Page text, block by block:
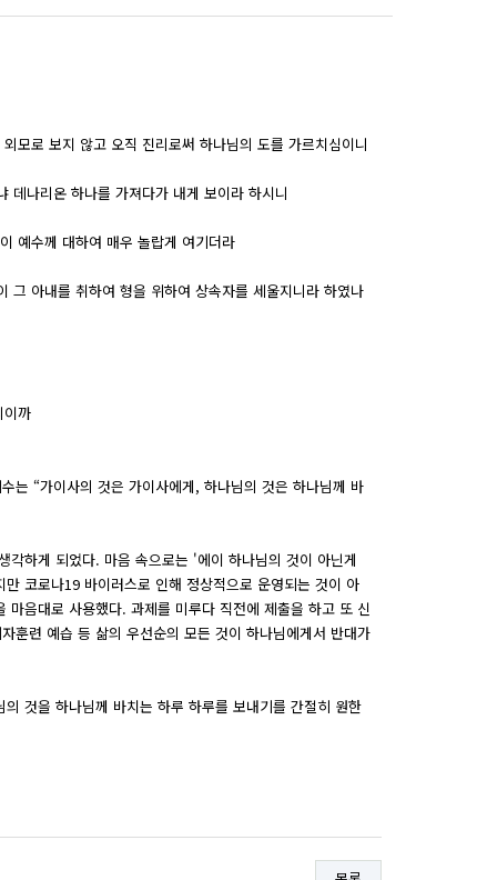
모로 보지 않고 오직 진리로써 하나님의 도를 가르치심이니
데나리온 하나를 가져다가 내게 보이라 하시니
예수께 대하여 매우 놀랍게 여기더라
그 아내를 취하여 형을 위하여 상속자를 세울지니라 하였나
이까
는 “가이사의 것은 가이사에게, 하나님의 것은 하나님께 바
하게 되었다. 마음 속으로는 '에이 하나님의 것이 아닌게
코로나19 바이러스로 인해 정상적으로 운영되는 것이 아
음대로 사용했다. 과제를 미루다 직전에 제출을 하고 또 신
훈련 예습 등 삶의 우선순의 모든 것이 하나님에게서 반대가
것을 하나님께 바치는 하루 하루를 보내기를 간절히 원한